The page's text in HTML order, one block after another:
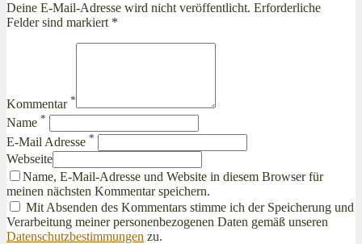
Deine E-Mail-Adresse wird nicht veröffentlicht. Erforderliche
Felder sind markiert *
Kommentar *
Name *
E-Mail Adresse *
Webseite
Name, E-Mail-Adresse und Website in diesem Browser für
meinen nächsten Kommentar speichern.
Mit Absenden des Kommentars stimme ich der Speicherung und
Verarbeitung meiner personenbezogenen Daten gemäß unseren
Datenschutzbestimmungen zu.